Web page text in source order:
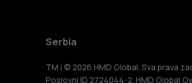
Pametni
Serbia
TM i © 2026 HMD Global. Sva prava
Poslovni ID 2724044-2. HMD Global